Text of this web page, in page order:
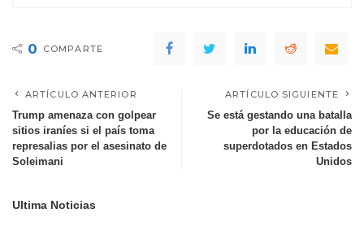
0 COMPARTE
ARTÍCULO ANTERIOR
Trump amenaza con golpear
sitios iraníes si el país toma
represalias por el asesinato de
Soleimani
ARTÍCULO SIGUIENTE
Se está gestando una batalla
por la educación de
superdotados en Estados
Unidos
Ultima Noticias